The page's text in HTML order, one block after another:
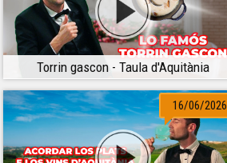
Torrin gascon - Taula d'Aquitània
16/06/2026